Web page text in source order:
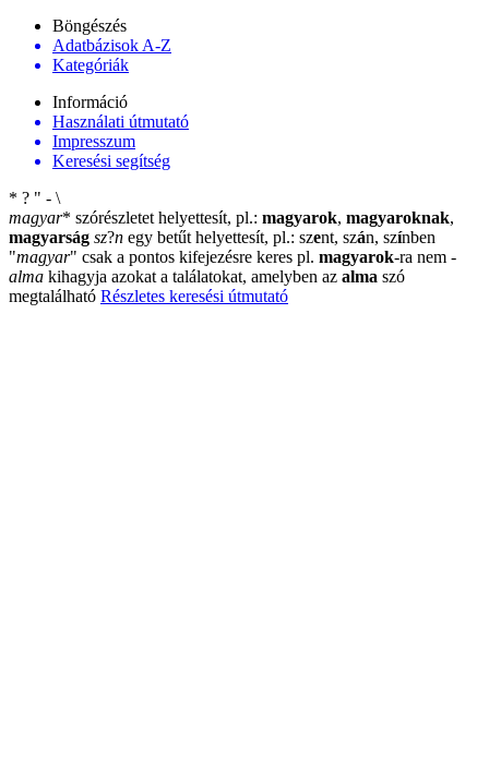
Böngészés
Adatbázisok A-Z
Kategóriák
Információ
Használati útmutató
Impresszum
Keresési segítség
* ? " - \
magyar* szórészletet helyettesít, pl.: magyarok, magyaroknak,
magyarság sz?n egy betűt helyettesít, pl.: szent, szán, színben
"magyar" csak a pontos kifejezésre keres pl. magyarok-ra nem -
alma kihagyja azokat a találatokat, amelyben az alma szó
megtalálható Részletes keresési útmutató